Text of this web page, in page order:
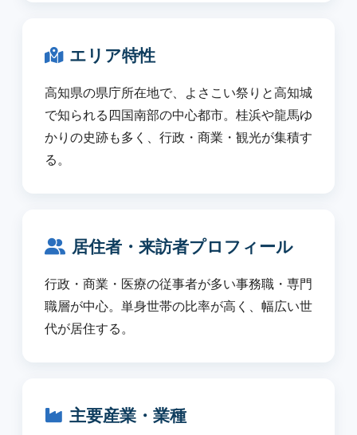
エリア特性
高知県の県庁所在地で、よさこい祭りと高知城
で知られる四国南部の中心都市。桂浜や龍馬ゆ
かりの史跡も多く、行政・商業・観光が集積す
る。
居住者・来訪者プロフィール
行政・商業・医療の従事者が多い事務職・専門
職層が中心。単身世帯の比率が高く、幅広い世
代が居住する。
主要産業・業種